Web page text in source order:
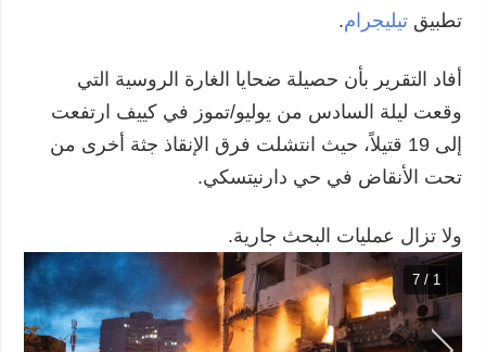
تطبيقتيليجرام.
أفاد التقرير بأن حصيلة ضحايا الغارة الروسية التي
وقعت ليلة السادس من يوليو/تموز في كييف ارتفعت
إلى 19 قتيلاً، حيث انتشلت فرق الإنقاذ جثة أخرى من
تحت الأنقاض في حي دارنيتسكي.
ولا تزال عمليات البحث جارية.
1 / 7